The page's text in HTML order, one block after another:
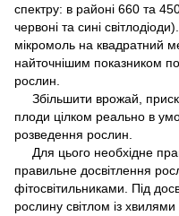
спектру: в районі 660 та
червоні та сині
мікромоль на квадратний
найточнішим показником
рослин.
Збільшити врожай,
плоди цілком реально в
розведення рослин.
Для цього необхідне
правильне досвітлення
фітосвітильниками. Під
рослину світлом із